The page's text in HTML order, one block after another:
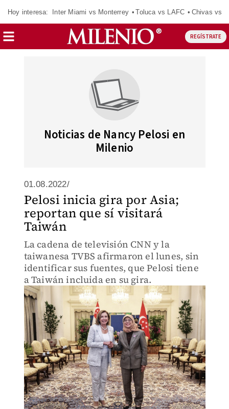
Hoy interesa: Inter Miami vs Monterrey Toluca vs LAFC Chivas vs
REGÍSTRATE
Noticias de Nancy Pelosi en
Milenio
01.08.2022/
Pelosi inicia gira por Asia;
reportan que sí visitará
Taiwán
La cadena de televisión CNN y la
taiwanesa TVBS afirmaron el lunes, sin
identificar sus fuentes, que Pelosi tiene
a Taiwán incluida en su gira.